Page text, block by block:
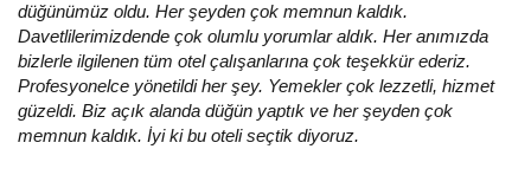
düğünümüz oldu. Her şeyden çok memnun kaldık.
Davetlilerimizdende çok olumlu yorumlar aldık. Her anımızda
bizlerle ilgilenen tüm otel çalışanlarına çok teşekkür ederiz.
Profesyonelce yönetildi her şey. Yemekler çok lezzetli, hizmet
güzeldi. Biz açık alanda düğün yaptık ve her şeyden çok
memnun kaldık. İyi ki bu oteli seçtik diyoruz.